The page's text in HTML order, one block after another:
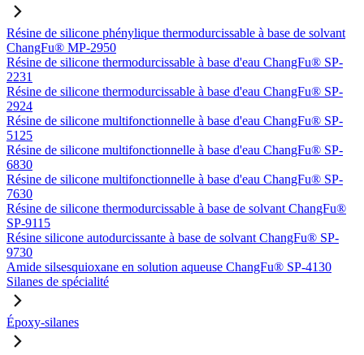
Résine de silicone phénylique thermodurcissable à base de solvant
ChangFu® MP-2950
Résine de silicone thermodurcissable à base d'eau ChangFu® SP-
2231
Résine de silicone thermodurcissable à base d'eau ChangFu® SP-
2924
Résine de silicone multifonctionnelle à base d'eau ChangFu® SP-
5125
Résine de silicone multifonctionnelle à base d'eau ChangFu® SP-
6830
Résine de silicone multifonctionnelle à base d'eau ChangFu® SP-
7630
Résine de silicone thermodurcissable à base de solvant ChangFu®
SP-9115
Résine silicone autodurcissante à base de solvant ChangFu® SP-
9730
Amide silsesquioxane en solution aqueuse ChangFu® SP-4130
Silanes de spécialité
Époxy-silanes